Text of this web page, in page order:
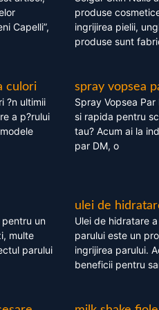
Capelli”,
produse
ingrijirea pielii,
produse sunt
culori
?n ultimii
a p?rului
spray vopsea
Spray Vopsea
si rapida pentru
tau? Acum ai la
par DM, o
un
multe
parului
ulei de
Ulei de hidratare
parului este un
ingrijirea parului.
beneficii pentru